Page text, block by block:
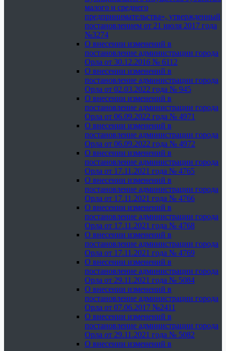
малого и среднего
предпринимательства», утвержденный
постановлением от 21 июля 2017 года
№3274
О внесении изменений в
постановление администрации города
Орла от 30.12.2016 № 6112
О внесении изменений в
постановление администрации города
Орла от 02.03.2022 года № 945
О внесении изменений в
постановление администрации города
Орла от 06.09.2022 года № 4971
О внесении изменений в
постановление администрации города
Орла от 06.09.2022 года № 4972
О внесении изменений в
постановление администрации города
Орла от 17.11.2021 года № 4765
О внесении изменений в
постановление администрации города
Орла от 17.11.2021 года № 4766
О внесении изменений в
постановление администрации города
Орла от 17.11.2021 года № 4768
О внесении изменений в
постановление администрации города
Орла от 17.11.2021 года № 4769
О внесении изменений в
постановление администрации города
Орла от 29.11.2021 года № 5084
О внесении изменений в
постановление администрации города
Орла от 07.06.2017 №2411
О внесении изменений в
постановление администрации города
Орла от 29.11.2021 года № 5082
О внесении изменений в